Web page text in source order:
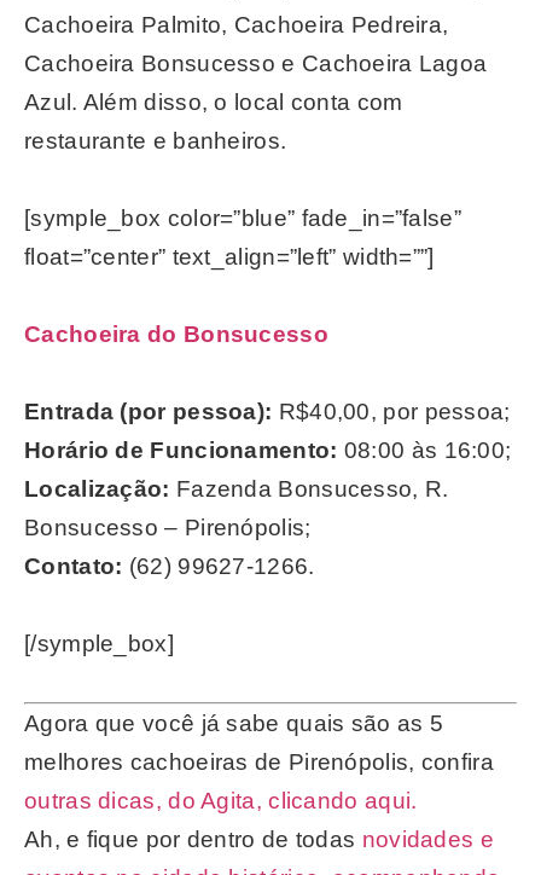
Cachoeira Palmito, Cachoeira Pedreira,
Cachoeira Bonsucesso e Cachoeira Lagoa
Azul. Além disso, o local conta com
restaurante e banheiros.
[symple_box color=”blue” fade_in=”false”
float=”center” text_align=”left” width=””]
Cachoeira do Bonsucesso
Entrada (por pessoa): R$40,00, por pessoa;
Horário de Funcionamento: 08:00 às 16:00;
Localização: Fazenda Bonsucesso, R.
Bonsucesso – Pirenópolis;
Contato: (62) 99627-1266.
[/symple_box]
Agora que você já sabe quais são as 5
melhores cachoeiras de Pirenópolis, confira
outras dicas, do Agita, clicando aqui.
Ah, e fique por dentro de todas novidades e